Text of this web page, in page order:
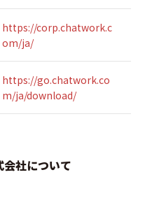
https://corp.chatwork.c
om/ja/
https://go.chatwork.co
m/ja/download/
社について